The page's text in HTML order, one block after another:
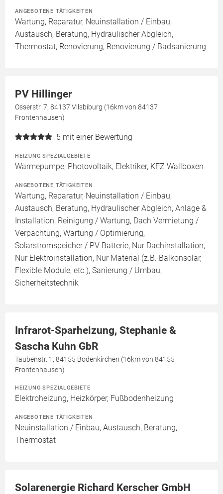
ANGEBOTENE TÄTIGKEITEN
Wartung, Reparatur, Neuinstallation / Einbau,
Austausch, Beratung, Hydraulischer Abgleich,
Thermostat, Renovierung, Renovierung / Badsanierung
PV Hillinger
Osserstr. 7, 84137 Vilsbiburg (16km von 84137
Frontenhausen)
5 mit einer Bewertung
HEIZUNG SPEZIALGEBIETE
Wärmepumpe, Photovoltaik, Elektriker, KFZ Wallboxen
ANGEBOTENE TÄTIGKEITEN
Wartung, Reparatur, Neuinstallation / Einbau,
Austausch, Beratung, Hydraulischer Abgleich, Anlage &
Installation, Reinigung / Wartung, Dach Vermietung /
Verpachtung, Wartung / Optimierung,
Solarstromspeicher / PV Batterie, Nur Dachinstallation,
Nur Elektroinstallation, Nur Material (z.B. Balkonsolar,
Flexible Module, etc.), Sanierung / Umbau,
Sicherheitstechnik
Infrarot-Sparheizung, Stephanie &
Sascha Kuhn GbR
Taubenstr. 1, 84155 Bodenkirchen (16km von 84155
Frontenhausen)
HEIZUNG SPEZIALGEBIETE
Elektroheizung, Heizkörper, Fußbodenheizung
ANGEBOTENE TÄTIGKEITEN
Neuinstallation / Einbau, Austausch, Beratung,
Thermostat
Solarenergie Richard Kerscher GmbH